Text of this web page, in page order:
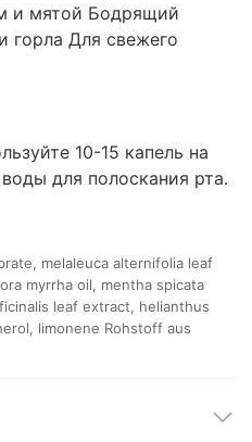
и мятой Бодрящий
горла Для свежего
10-15 капель на
для полоскания рта.
melaleuca alternifolia leaf
myrrha oil, mentha spicata
leaf extract, helianthus
limonene Rohstoff aus